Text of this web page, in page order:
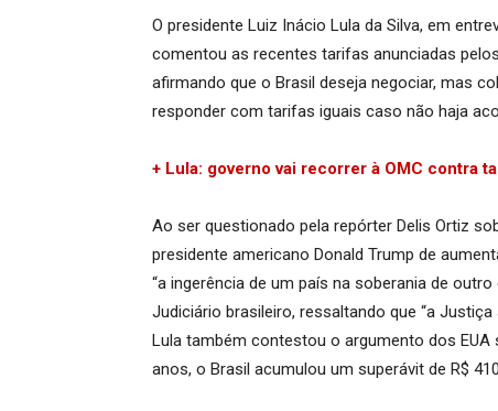
O presidente Luiz Inácio Lula da Silva, em
comentou as recentes tarifas anunciadas
afirmando que o Brasil deseja negociar, mas
responder com tarifas iguais caso não haja
+ Lula: governo vai recorrer à OMC contra
Ao ser questionado pela repórter Delis Ortiz
presidente americano Donald Trump de
“a ingerência de um país na soberania de
Judiciário brasileiro, ressaltando que “a
Lula também contestou o argumento dos
anos, o Brasil acumulou um superávit de R$